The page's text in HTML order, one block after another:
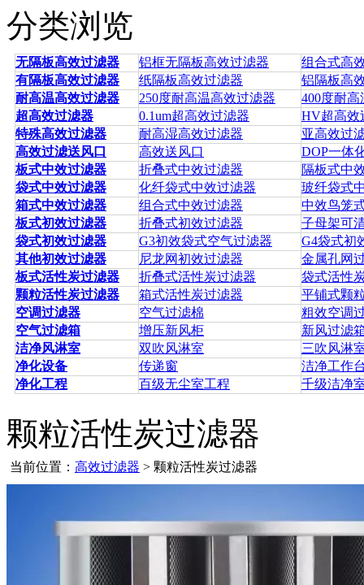
分类浏览
无隔板高效过滤器 铝框无隔板高效过滤器
组合式高
有隔板高效过滤器
纸隔板高效过滤器
铝隔板高
耐高温高效过滤器
250度耐高温高效过滤器
400度耐
超高效过滤器
0.1um超高效过滤器
HV超高效
特殊高效过滤器
耐高湿高效过滤器
亚高效过
高效过滤送风口
高效送风口
DOP一体
板式中效过滤器
折叠式中效过滤器
隔板式中
袋式中效过滤器
化纤袋式中效过滤器
玻纤袋式
箱式中效过滤器
组合式中效过滤器
中效鸟笼
板式初效过滤器
折叠式初效过滤器
子母架可
袋式初效过滤器
G3初效袋式空气过滤器
G4袋式初
其他初效过滤器
尼龙网初效过滤器
金属孔网
板式活性炭过滤器
折叠式活性炭过滤器
袋式活性
颗粒活性炭过滤器
箱式活性炭过滤器
平铺式颗
空调过滤器
空气过滤棉
粗效空调
空气过滤箱
增压新风柜
新风过滤
洁净风淋室
双吹风淋室
三吹风淋
净化设备
传递窗
洁净工作
净化工程
百级无尘室工程 千级洁净
颗粒活性炭过滤器
当前位置： 高效过滤器 > 颗粒活性炭过滤器